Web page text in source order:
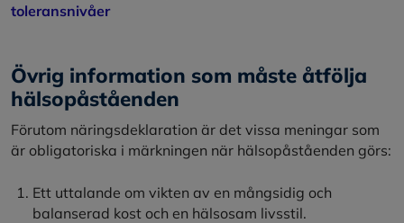
toleransnivåer
Övrig information som måste åtfölja
hälsopåståenden
Förutom näringsdeklaration är det vissa meningar som
är obligatoriska i märkningen när hälsopåståenden görs:
Ett uttalande om vikten av en mångsidig och
balanserad kost och en hälsosam livsstil.